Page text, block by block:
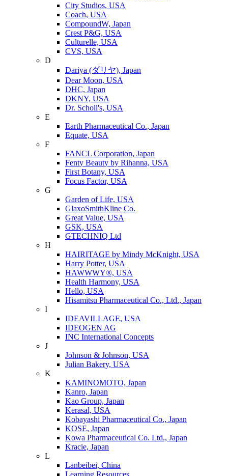
City Studios, USA
Coach, USA
CompoundW, Japan
Crest P&G, USA
Culturelle, USA
CVS, USA
D
Dariya (ダリヤ), Japan
Dear Moon, USA
DHC, Japan
DKNY, USA
Dr. Scholl's, USA
E
Earth Pharmaceutical Co., Japan
Equate, USA
F
FANCL Corporation, Japan
Fenty Beauty by Rihanna, USA
First Botany, USA
Focus Factor, USA
G
Garden of Life, USA
GlaxoSmithKline Co.
Great Value, USA
GSK, USA
GTECHNIQ Ltd
H
HAIRITAGE by Mindy McKnight, USA
Harry Potter, USA
HAWWWY®, USA
Health Harmony, USA
Hello, USA
Hisamitsu Pharmaceutical Co., Ltd., Japan
I
IDEAVILLAGE, USA
IDEOGEN AG
INC International Concepts
J
Johnson & Johnson, USA
Julian Bakery, USA
K
KAMINOMOTO, Japan
Kanro, Japan
Kao Group, Japan
Kerasal, USA
Kobayashi Pharmaceutical Co., Japan
KOSE, Japan
Kowa Pharmaceutical Co. Ltd., Japan
Kracie, Japan
L
Lanbeibei, China
Learning Resources